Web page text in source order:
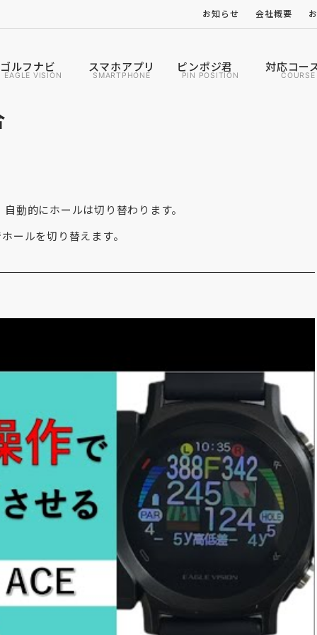
お知らせ 会社概要
ゴルフナビ
EAGLE VISION
スマホアプリ
SMARTPHONE
ピンポジ君
PIN POSITION
対応コー
COURSE
動的にホールは切り替わります。
ールを切り替えます。